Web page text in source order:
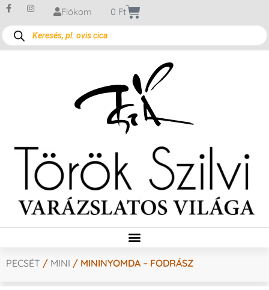
Fiókom 0 Ft
PECSÉT / MINI / MININYOMDA – FODRÁSZ